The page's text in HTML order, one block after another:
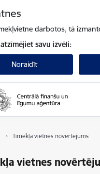
darbotos, tā
savu izvēli:
Noraidīt
Tīmekļa vietnes novērtējums
vietnes